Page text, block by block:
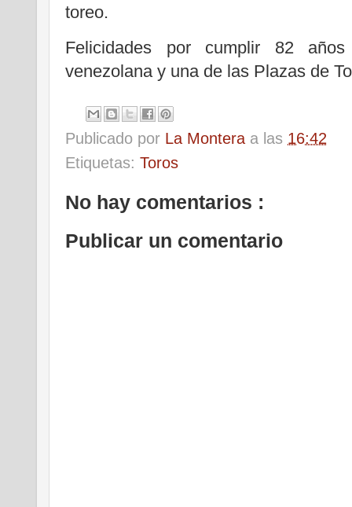
toreo.
Felicidades por cumplir 82
venezolana y una de las Plazas de
Publicado por La Montera a las 16:42
Etiquetas: Toros
No hay comentarios :
Publicar un comentario